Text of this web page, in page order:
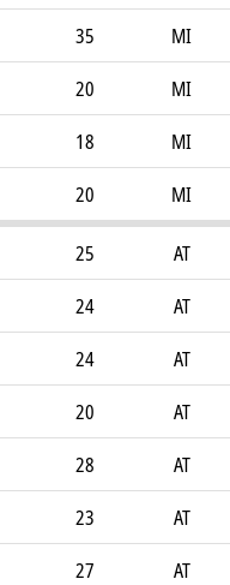
35
MI
20
MI
18
MI
20 MI
25 AT
24 AT
24 AT
20 AT
28
AT
23
AT
27
AT